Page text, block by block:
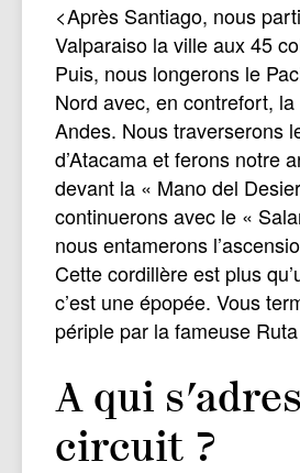
<Après Santiago, nous
Valparaiso la ville aux 45
Puis, nous longerons le
Nord avec, en contrefort,
Andes. Nous traverserons
d’Atacama et ferons notre
devant la « Mano del
continuerons avec le «
nous entamerons
Cette cordillère est plus
c’est une épopée. Vous
périple par la fameuse
A qui
circuit ?